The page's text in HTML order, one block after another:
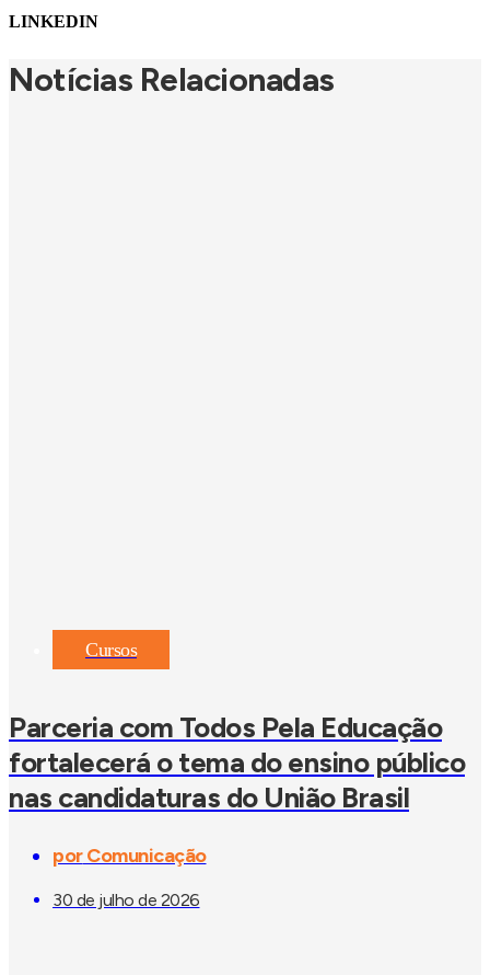
LINKEDIN
Notícias Relacionadas
Cursos
Parceria com Todos Pela Educação
fortalecerá o tema do ensino público
nas candidaturas do União Brasil
porComunicação
30 de julho de 2026